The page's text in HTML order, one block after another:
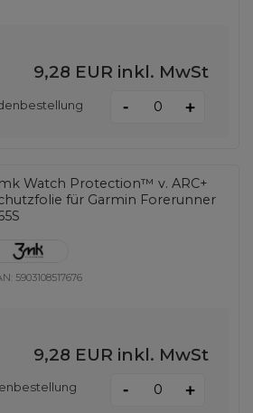
9,28 EUR inkl. MwSt
- +
Watch Protection™ v. ARC+
für Garmin Forerunner
5903108517676
9,28 EUR inkl. MwSt
- +